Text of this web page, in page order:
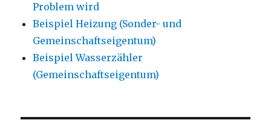
Problem wird
Beispiel Heizung (Sonder- und
Gemeinschaftseigentum)
Beispiel Wasserzähler
(Gemeinschaftseigentum)